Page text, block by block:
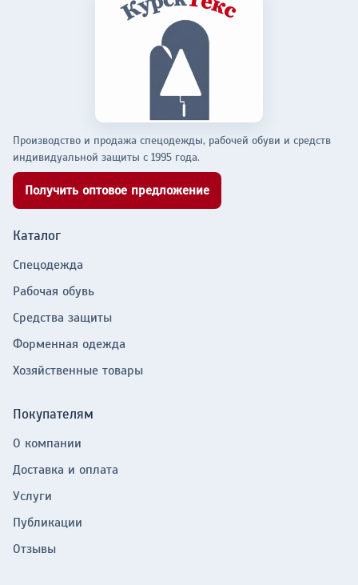
Производство и продажа спецодежды, рабочей обуви и средств
индивидуальной защиты с 1995 года.
Получить оптовое предложение
Каталог
Спецодежда
Рабочая обувь
Средства защиты
Форменная одежда
Хозяйственные товары
Покупателям
О компании
Доставка и оплата
Услуги
Публикации
Отзывы